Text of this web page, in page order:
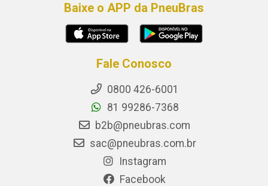
Baixe o APP da PneuBras
Fale Conosco
0800 426-6001
81 99286-7368
b2b@pneubras.com
sac@pneubras.com.br
Instagram
Facebook